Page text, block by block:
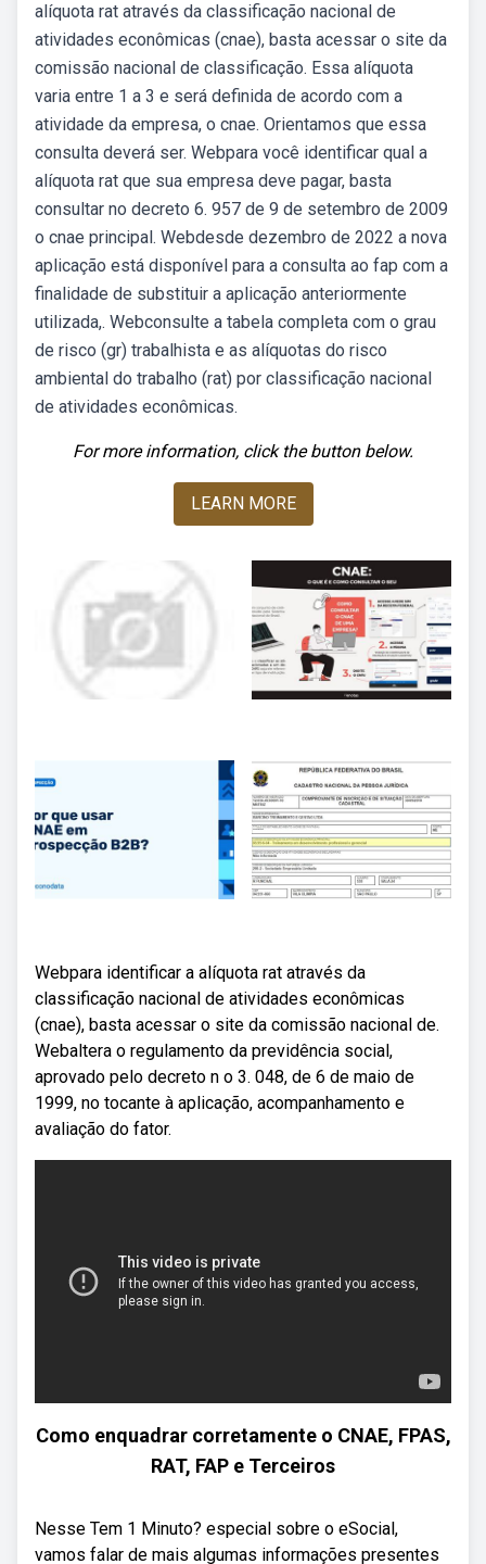
alíquota rat através da classificação nacional de
atividades econômicas (cnae), basta acessar o site da
comissão nacional de classificação. Essa alíquota
varia entre 1 a 3 e será definida de acordo com a
atividade da empresa, o cnae. Orientamos que essa
consulta deverá ser. Webpara você identificar qual a
alíquota rat que sua empresa deve pagar, basta
consultar no decreto 6. 957 de 9 de setembro de 2009
o cnae principal. Webdesde dezembro de 2022 a nova
aplicação está disponível para a consulta ao fap com a
finalidade de substituir a aplicação anteriormente
utilizada,. Webconsulte a tabela completa com o grau
de risco (gr) trabalhista e as alíquotas do risco
ambiental do trabalho (rat) por classificação nacional
de atividades econômicas.
For more information, click the button below.
LEARN MORE
Webpara identificar a alíquota rat através da
classificação nacional de atividades econômicas
(cnae), basta acessar o site da comissão nacional de.
Webaltera o regulamento da previdência social,
aprovado pelo decreto n o 3. 048, de 6 de maio de
1999, no tocante à aplicação, acompanhamento e
avaliação do fator.
Como enquadrar corretamente o CNAE, FPAS,
RAT, FAP e Terceiros
Nesse Tem 1 Minuto? especial sobre o eSocial,
vamos falar de mais algumas informações presentes